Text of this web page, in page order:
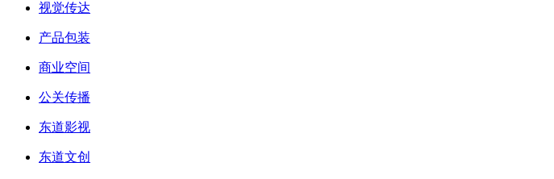
视觉传达
产品包装
商业空间
公关传播
东道影视
东道文创